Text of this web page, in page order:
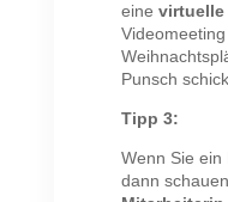
eine virtuelle
Punsch
Tipp 3:
Wenn Sie ein
dann